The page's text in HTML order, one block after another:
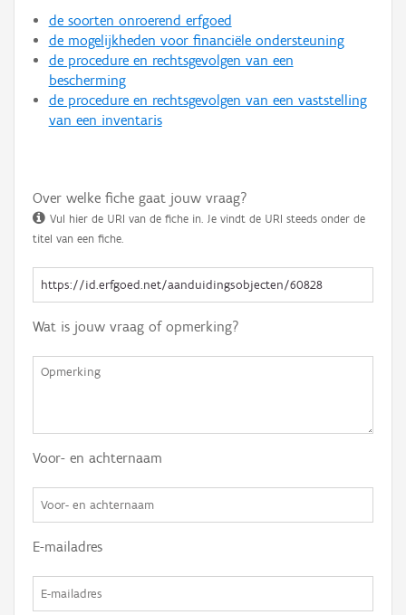
de soorten onroerend erfgoed
de mogelijkheden voor financiële ondersteuning
de procedure en rechtsgevolgen van een
bescherming
de procedure en rechtsgevolgen van een vaststelling
van een inventaris
Over welke fiche gaat jouw vraag?
Vul hier de URI van de fiche in. Je vindt de URI steeds onder de
titel van een fiche.
Wat is jouw vraag of opmerking?
Voor- en achternaam
E-mailadres